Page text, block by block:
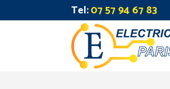
Tel:07 57 94 67 83